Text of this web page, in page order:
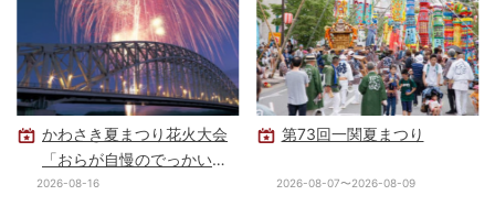
かわさき夏まつり花火大会
「おらが自慢のでっかい花
火」
2026-08-16
第73回一関夏まつり
2026-08-07〜2026-08-09